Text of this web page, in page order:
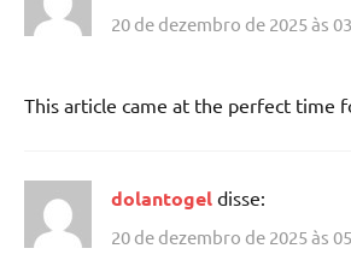
20 de dezembro de 2025 às
This article came at the perfect time
dolantogel disse:
20 de dezembro de 2025 às